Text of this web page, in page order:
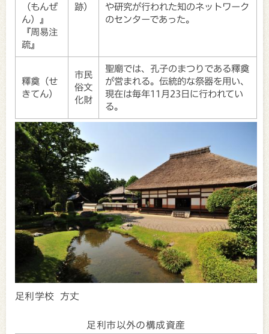
（もんぜ
ん）』
『周易注
疏』
跡）
や研究が行われた知のネットワーク
のセンターであった。
釋奠（せ
きてん）
市民
俗文
化財
聖廟では、孔子のまつりである釋奠
が営まれる。伝統的な祭器を用い、
現在は毎年11月23日に行われてい
る。
足利学校 方丈
足利市以外の構成資産